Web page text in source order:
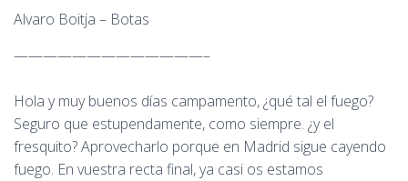
Alvaro Boitja – Botas
—————————————–
Hola y muy buenos días campamento, ¿qué tal el fuego?
Seguro que estupendamente, como siempre. ¿y el
fresquito? Aprovecharlo porque en Madrid sigue cayendo
fuego. En vuestra recta final, ya casi os estamos